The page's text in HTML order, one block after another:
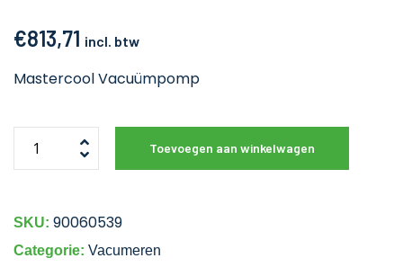
€813,71 incl. btw
Mastercool Vacuümpomp
Toevoegen aan winkelwagen
SKU: 90060539
Categorie: Vacumeren